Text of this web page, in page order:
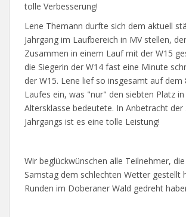
tolle Verbesserung!
Lene Themann durfte sich dem aktuell
Jahrgang im Laufbereich in MV stellen,
Zusammen in einem Lauf mit der W15
die Siegerin der W14 fast eine Minute
der W15. Lene lief so insgesamt auf dem
Laufes ein, was "nur" den siebten Platz
Altersklasse bedeutete. In Anbetracht der
Jahrgangs ist es eine tolle Leistung!
Wir beglückwünschen alle Teilnehmer,
Samstag dem schlechten Wetter gestellt
Runden im Doberaner Wald gedreht